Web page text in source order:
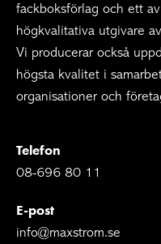
fackboksförlag och ett
högkvalitativa utgivare
Vi producerar också
högsta kvalitet i
organisationer och
Telefon
08-696 80 11
E-post
info@maxstrom.se